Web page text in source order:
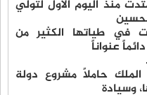
منذ اليوم الأول لتولي
في طياتها الكثير من
عنواناً
الملك حاملاً مشروع دولة
وسيادة